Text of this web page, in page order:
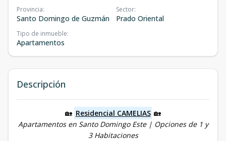
Provincia:
Santo Domingo de Guzmán
Sector:
Prado Oriental
Tipo de inmueble:
Apartamentos
Descripción
🏡 Residencial CAMELIAS 🏡
Apartamentos en Santo Domingo Este | Opciones de 1 y
3 Habitaciones